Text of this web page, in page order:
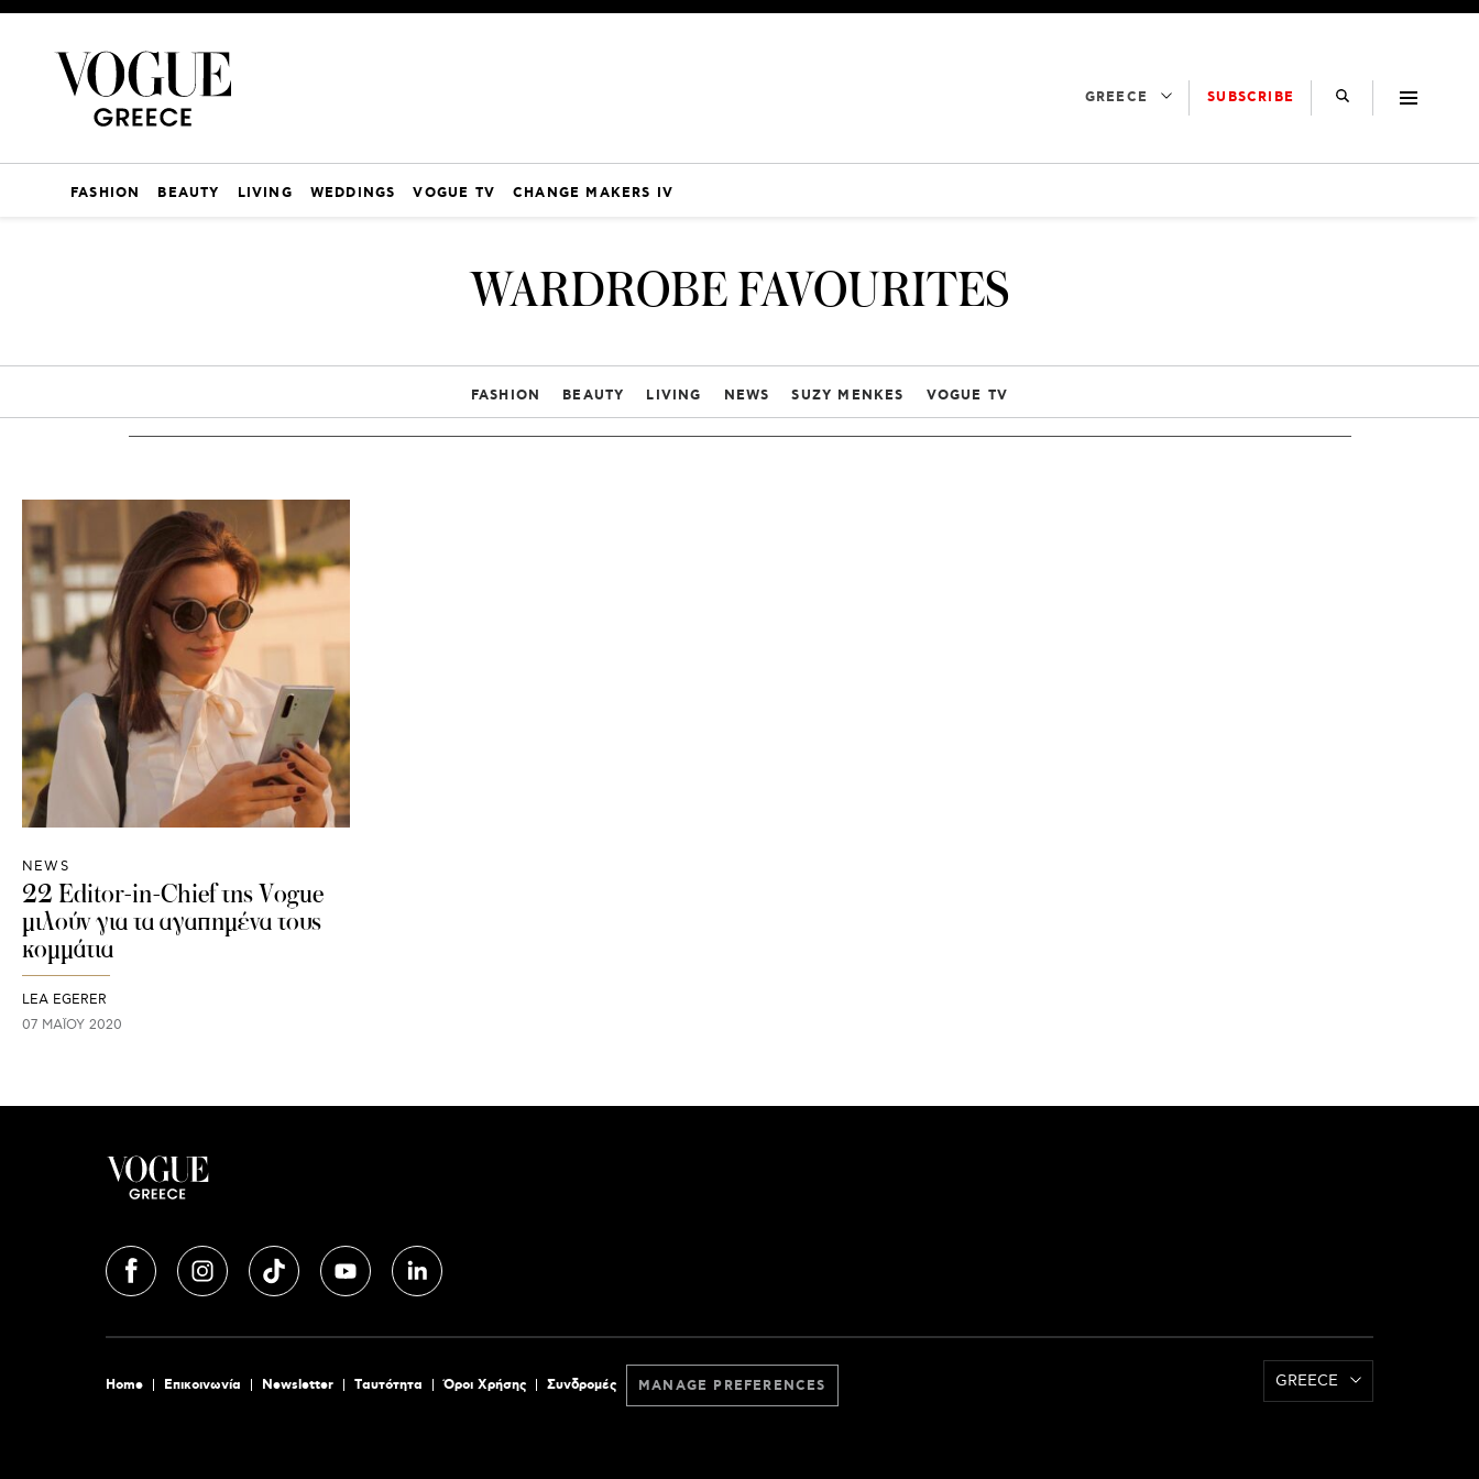
GREECE SUBSCRIBE
FASHION BEAUTY LIVING WEDDINGS VOGUE TV CHANGE MAKERS IV
WARDROBE FAVOURITES
FASHION BEAUTY LIVING NEWS SUZY MENKES VOGUE TV
NEWS
22 Editor-in-Chief της Vogue
μιλούν για τα αγαπημένα τους
κομμάτια
LEA EGERER
07 ΜΑΪ́ΟΥ 2020
Home Επικοινωνία Newsletter Tαυτότητα Όροι Χρήσης Συνδρομές MANAGE PREFERENCES GREECE